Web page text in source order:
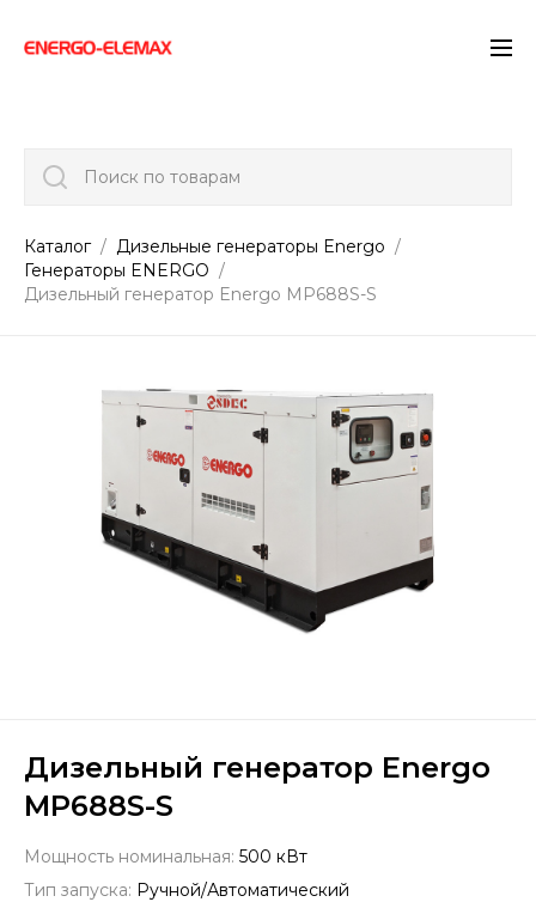
Поиск по товарам
Каталог
Дизельные генераторы Energo
Генераторы ENERGO
Дизельный генератор Energo MP688S-S
Дизельный генератор Energo
MP688S-S
Мощность номинальная: 500 кВт
Тип запуска: Ручной/Автоматический